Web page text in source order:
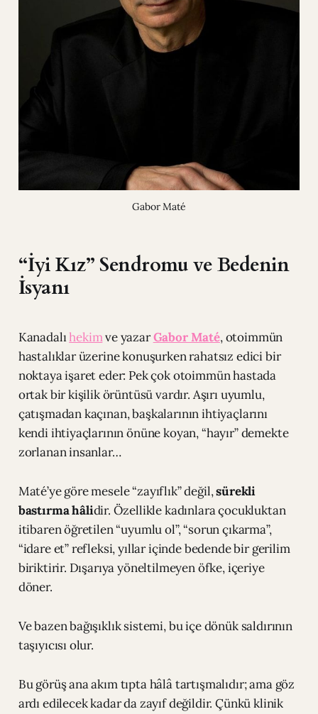
Gabor Maté
“İyi Kız” Sendromu ve Bedenin
İsyanı
Kanadalıhekimve yazarGabor Maté, otoimmün
hastalıklar üzerine konuşurken rahatsız edici bir
noktaya işaret eder: Pek çok otoimmün hastada
ortak bir kişilik örüntüsü vardır. Aşırı uyumlu,
çatışmadan kaçınan, başkalarının ihtiyaçlarını
kendi ihtiyaçlarının önüne koyan, “hayır” demekte
zorlanan insanlar…
Maté’ye göre mesele “zayıflık” değil,sürekli
bastırma hâlidir. Özellikle kadınlara çocukluktan
itibaren öğretilen “uyumlu ol”, “sorun çıkarma”,
“idare et” refleksi, yıllar içinde bedende bir gerilim
biriktirir. Dışarıya yöneltilmeyen öfke, içeriye
döner.
Ve bazen bağışıklık sistemi, bu içe dönük saldırının
taşıyıcısı olur.
Bu görüş ana akım tıpta hâlâ tartışmalıdır; ama göz
ardı edilecek kadar da zayıf değildir. Çünkü klinik